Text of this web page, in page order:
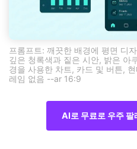
프롬프트: 깨끗한 배경에 평면 디
깊은 청록색과 짙은 시안, 밝은 아
경을 사용한 차트, 카드 및 버튼,
레임 없음 --ar 16:9
AI로 무료로 우주 팔